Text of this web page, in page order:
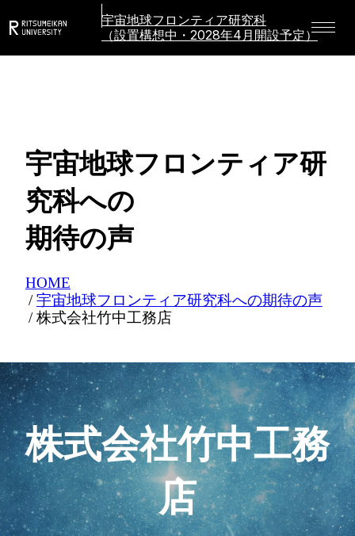
宇宙地球フロンティア研究科
（設置構想中・2028年4月開設予定）
宇宙地球フロンティア研
究科への
期待の声
HOME
宇宙地球フロンティア研究科への期待の声
株式会社竹中工務店
株式会社竹中工務
店